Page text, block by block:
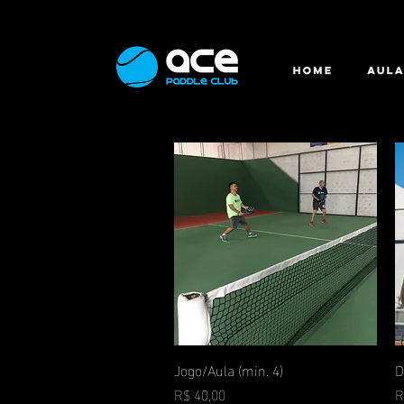
Visualização rápida
Jogo/Aula (min. 4)
Preço
R$ 40,00